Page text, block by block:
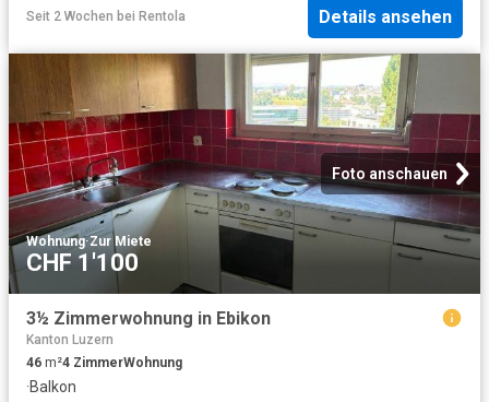
Seit 2 Wochen bei Rentola Details ansehen
Foto anschauen
Wohnung·Zur Miete
CHF 1'100
3½ Zimmerwohnung in Ebikon
Kanton Luzern
46 m²4 ZimmerWohnung
·Balkon